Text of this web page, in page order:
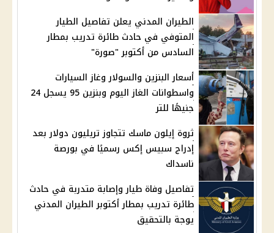
الطيران المدني يعلن تفاصيل الطيار
المتوفي في حادث طائرة تدريب بمطار
السادس من أكتوبر "صورة"
أسعار البنزين والسولار وغاز السيارات
واسطوانات الغاز اليوم وبنزين 95 يسجل 24
جنيهًا للتر
ثروة إيلون ماسك تتجاوز تريليون دولار بعد
إدراج سبيس إكس رسميًا في بورصة
ناسداك
تفاصيل وفاة طيار وإصابة متدربة في حادث
طائرة تدريب بمطار أكتوبر الطيران المدني
يوجة بالتحقيق